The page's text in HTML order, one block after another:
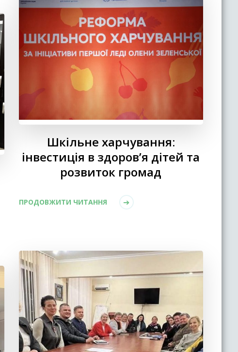
Шкільне харчування:
інвестиція в здоров’я дітей та
розвиток громад
ПРОДОВЖИТИ ЧИТАННЯ